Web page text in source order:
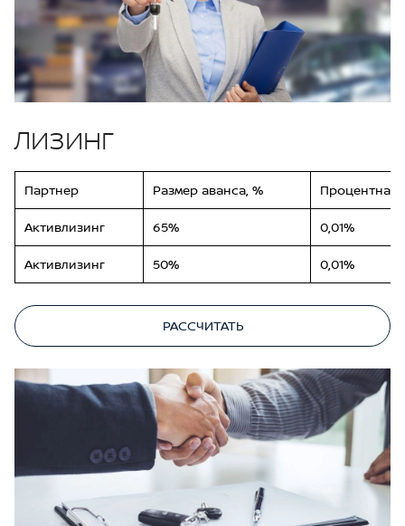
ЛИЗИНГ
Партнер Размер аванса, % Процентная
Активлизинг 65% 0,01%
Активлизинг 50% 0,01%
РАССЧИТАТЬ